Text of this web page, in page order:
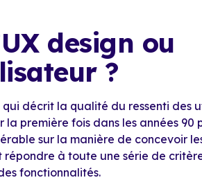
design ou
?
qui décrit la qualité du ressenti des
la première fois dans les années 90
sur la manière de concevoir
à toute une série de
fonctionnalités.